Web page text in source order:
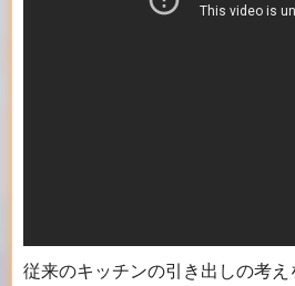
従来のキッチンの引き出しの考